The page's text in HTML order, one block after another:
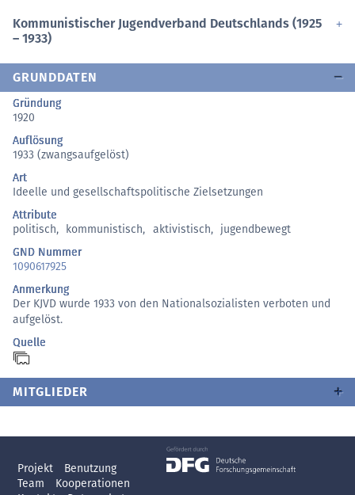
Kommunistischer Jugendverband Deutschlands (1925
– 1933)
GRUNDDATEN
Gründung
1920
Auflösung
1933 (zwangsaufgelöst)
Art
Ideelle und gesellschaftspolitische Zielsetzungen
Attribute
politisch, kommunistisch, aktivistisch, jugendbewegt
GND Nummer
1090617925
Anmerkung
Der KJVD wurde 1933 von den Nationalsozialisten verboten und
aufgelöst.
Quelle
MITGLIEDER
Projekt
Benutzung
Team
Kooperationen